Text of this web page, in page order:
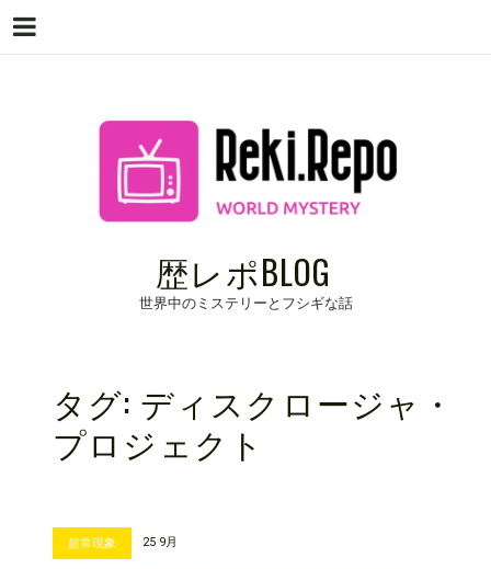
歴レポBLOG
世界中のミステリーとフシギな話
タグ: ディスクロージャ・
プロジェクト
超常現象 25 9月
Menu